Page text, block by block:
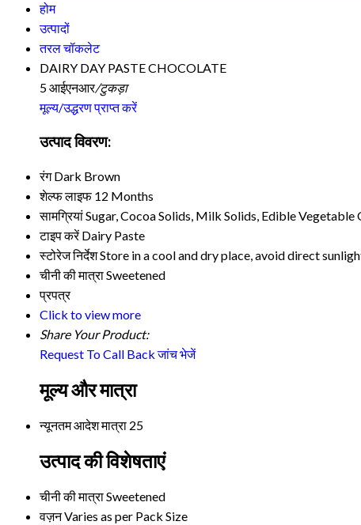
होम
उत्पादों
तरल चॉकलेट
DAIRY DAY PASTE CHOCOLATE
5 आईएनआर/टुकड़ा
मूल्य/उद्धरण प्राप्त करें
उत्पाद विवरण:
रंग Dark Brown
शेल्फ लाइफ 12 Months
सामग्रियांSugar, Cocoa Solids, Milk Solids, Edible
टाइप करें Dairy Paste
स्टोरेज निर्देशStore in a cool and dry place, avoid direct
चीनी की मात्राSweetened
प्रपत्र
Click to view more
Share Your Product:
Request To Call Back जांच भेजें
मूल्य और मात्रा
न्यूनतम आदेश मात्रा 25
उत्पाद की विशेषताएं
चीनी की मात्राSweetened
वज़नVaries as per Pack Size